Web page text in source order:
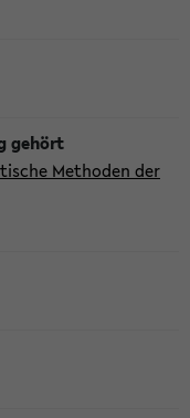
Methoden der